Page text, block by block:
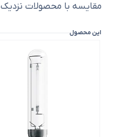
مقایسه با محصولات نزدیک
این محصول